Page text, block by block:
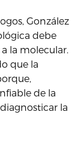
González
debe
la molecular.
que la
de la
la